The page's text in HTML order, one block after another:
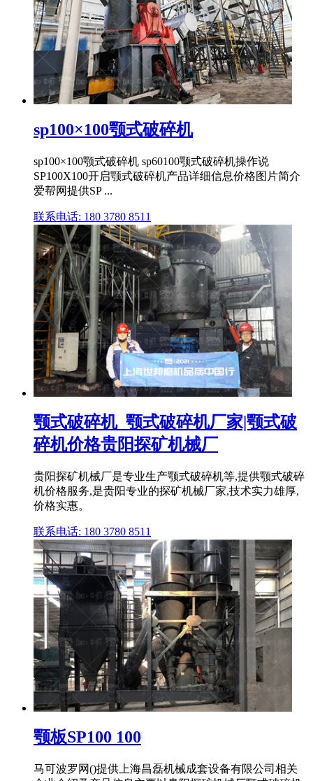
sp100×100颚式破碎机
sp100×100颚式破碎机 sp60100颚式破碎机操作说
SP100X100开启颚式破碎机产品详细信息价格图片简介
爱帮网提供SP ...
联系电话: 180 3780 8511
颚式破碎机_颚式破碎机厂家|颚式破
碎机价格贵阳探矿机械厂
贵阳探矿机械厂是专业生产颚式破碎机等,提供颚式破碎
机价格服务,是贵阳专业的探矿机械厂家,技术实力雄厚,
价格实惠。
联系电话: 180 3780 8511
颚板SP100 100
马可波罗网()提供上海昌磊机械成套设备有限公司相关